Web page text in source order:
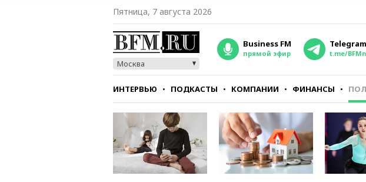
Пятница, 7 августа 2026
Москва
Business FM
прямой эфир
Telegram
t.me/
ИНТЕРВЬЮ ПОДКАСТЫ КОМПАНИИ ФИНАНСЫ
СТИЛЬ ТЕСТЫ